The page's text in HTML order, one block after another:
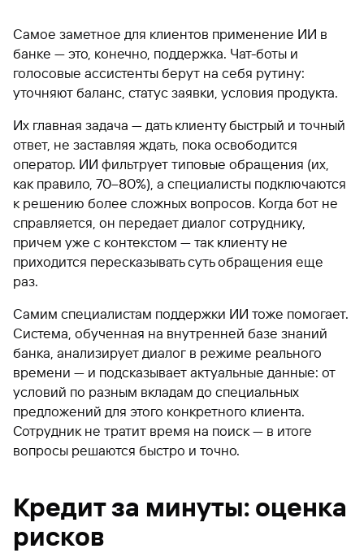
Самое заметное для клиентов применение ИИ в
банке — это, конечно, поддержка. Чат-боты и
голосовые ассистенты берут на себя рутину:
уточняют баланс, статус заявки, условия продукта.
Их главная задача — дать клиенту быстрый и точный
ответ, не заставляя ждать, пока освободится
оператор. ИИ фильтрует типовые обращения (их,
как правило, 70–80%), а специалисты подключаются
к решению более сложных вопросов. Когда бот не
справляется, он передает диалог сотруднику,
причем уже с контекстом — так клиенту не
приходится пересказывать суть обращения еще
раз.
Самим специалистам поддержки ИИ тоже помогает.
Система, обученная на внутренней базе знаний
банка, анализирует диалог в режиме реального
времени — и подсказывает актуальные данные: от
условий по разным вкладам до специальных
предложений для этого конкретного клиента.
Сотрудник не тратит время на поиск — в итоге
вопросы решаются быстро и точно.
Кредит за минуты: оценка
рисков